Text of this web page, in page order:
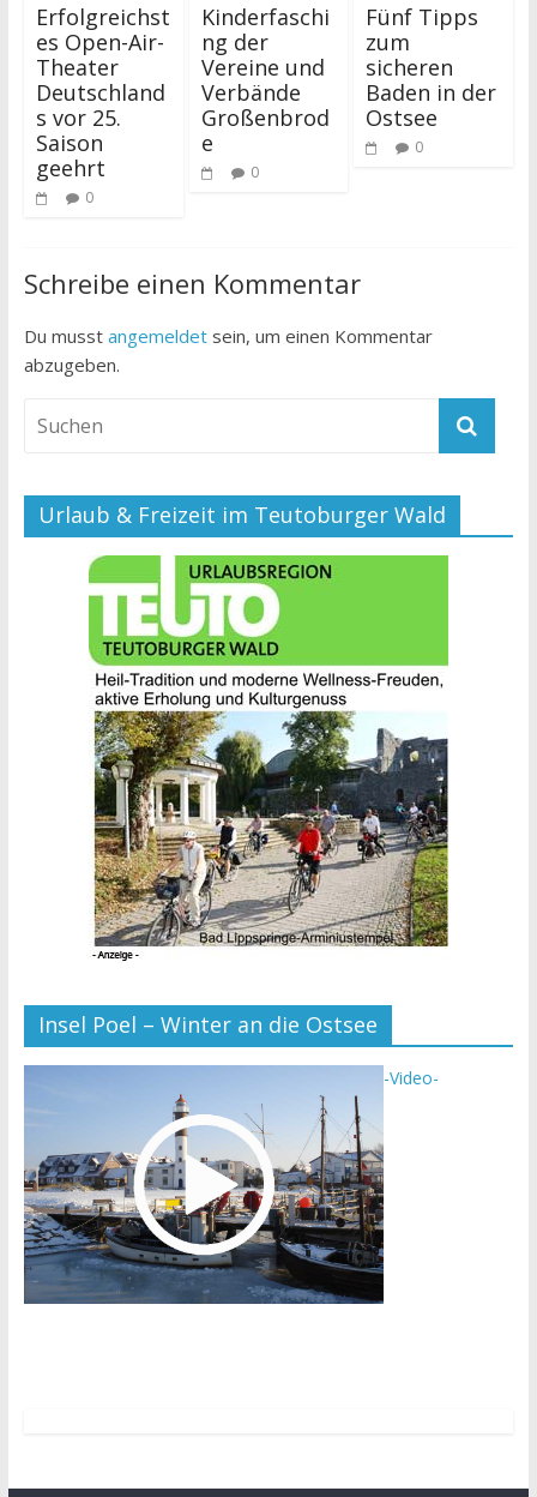
Erfolgreichst
es Open-Air-
Theater
Deutschland
s vor 25.
Saison
geehrt
0
Kinderfaschi
ng der
Vereine und
Verbände
Großenbrod
e
0
Fünf Tipps
zum
sicheren
Baden in der
Ostsee
0
Schreibe einen Kommentar
Du musst angemeldetsein, um einen Kommentar
abzugeben.
Urlaub & Freizeit im Teutoburger Wald
Insel Poel – Winter an die Ostsee
-Video-